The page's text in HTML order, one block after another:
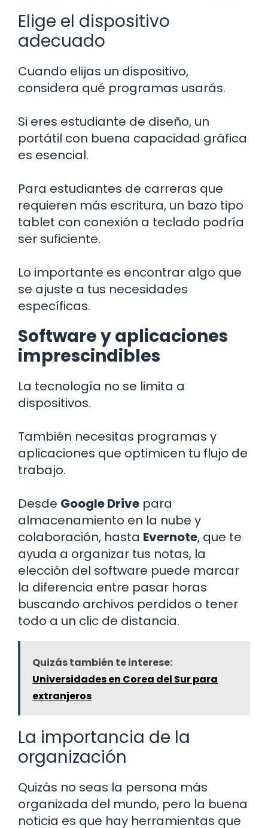
Elige el dispositivo
adecuado
Cuando elijas un dispositivo,
considera qué programas usarás.
Si eres estudiante de diseño, un
portátil con buena capacidad gráfica
es esencial.
Para estudiantes de carreras que
requieren más escritura, un bazo tipo
tablet con conexión a teclado podría
ser suficiente.
Lo importante es encontrar algo que
se ajuste a tus necesidades
específicas.
Software y aplicaciones
imprescindibles
La tecnología no se limita a
dispositivos.
También necesitas programas y
aplicaciones que optimicen tu flujo de
trabajo.
Desde Google Drive para
almacenamiento en la nube y
colaboración, hasta Evernote, que te
ayuda a organizar tus notas, la
elección del software puede marcar
la diferencia entre pasar horas
buscando archivos perdidos o tener
todo a un clic de distancia.
Quizás también te interese:
Universidades en Corea del Sur para
extranjeros
La importancia de la
organización
Quizás no seas la persona más
organizada del mundo, pero la buena
noticia es que hay herramientas que